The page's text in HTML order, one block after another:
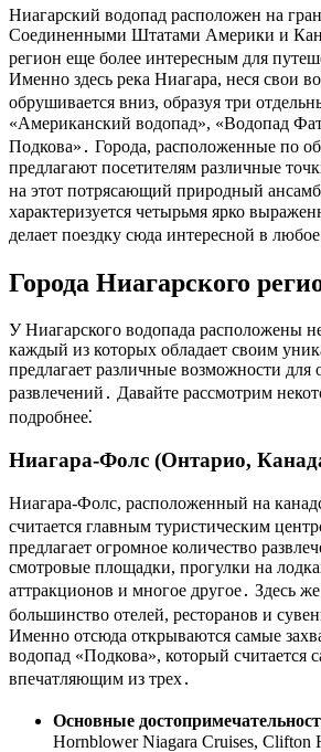
Ниагарский водопад расположен на
Соединенными Штатами Америки и
регион еще более интересным для
Именно здесь река Ниагара, неся свои
обрушивается вниз, образуя три
«Американский водопад», «Водопад
Подкова»․ Города, расположенные по
предлагают посетителям различные
на этот потрясающий природный
характеризуется четырьмя ярко
делает поездку сюда интересной в
Города Ниагарского
У Ниагарского водопада расположены
каждый из которых обладает своим
предлагает различные возможности для
развлечений․ Давайте рассмотрим
подробнее⁚
Ниагара-Фолс (Онтарио,
Ниагара-Фолс, расположенный на
считается главным туристическим
предлагает огромное количество
смотровые площадки, прогулки на
аттракционов и многое другое․ Здесь же
большинство отелей, ресторанов и
Именно отсюда открываются самые
водопад «Подкова», который
впечатляющим из трех․
Основные
Hornblower Niagara Cruises, Clifton